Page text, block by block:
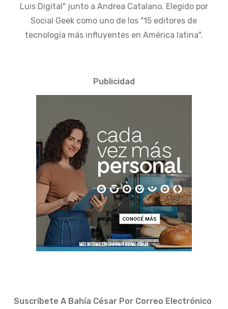
Luis Digital" junto a Andrea Catalano. Elegido por
Social Geek como uno de los "15 editores de
tecnología más influyentes en América latina".
Publicidad
Suscríbete A Bahía César Por Correo Electrónico